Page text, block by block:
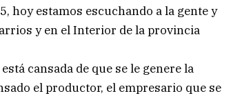
hoy estamos escuchando a la gente y
y en el Interior de la provincia
cansada de que se le genere la
el productor, el empresario que se